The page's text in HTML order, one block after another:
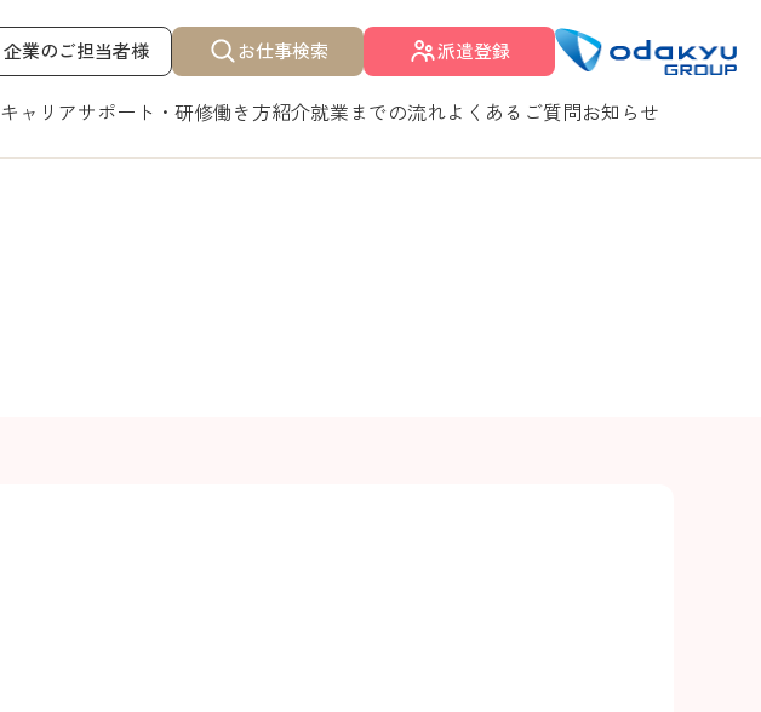
企業のご担当者様 お仕事検索 派遣登録
キャリアサポート・研修働き方紹介就業までの流れよくあるご質問お知らせ